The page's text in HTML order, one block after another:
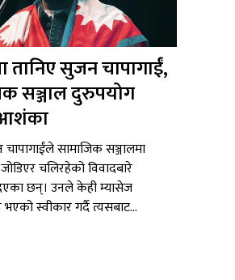
तानिए सुजन चापागाईं,
सञ्जाल दुरुपयोग
सामाजिक सञ्जालमा
चलिरहेको विवादबारे
छन्। उनले केही म्यासेज
स्वीकार गर्दै त्यसबाट...